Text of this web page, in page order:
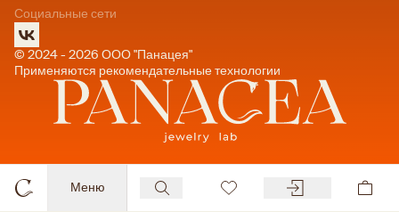
Меню
Социальные сети
© 2024 - 2026 ООО "Панацея"
Применяются рекомендательные технологии